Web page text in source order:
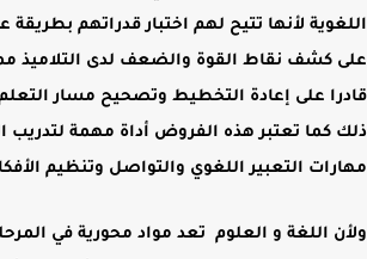
اللغوية لأنها تتيح لهم اختبار قدراتهم بطريقة
على كشف نقاط القوة والضعف لدى التلاميذ
قادرا على إعادة التخطيط وتصحيح مسار
ذلك كما تعتبر هذه الفروض أداة مهمة لتدريب
مهارات التعبير اللغوي والتواصل وتنظيم
ولأن اللغة و العلوم تعد مواد محورية في